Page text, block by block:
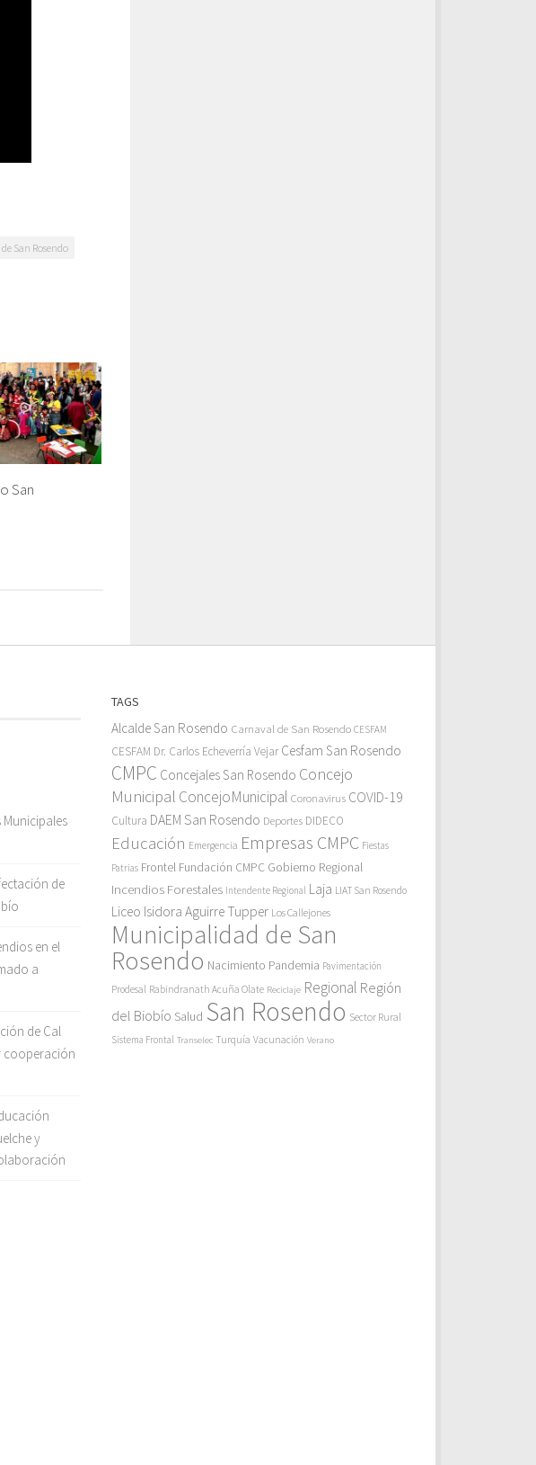
San Rosendo
San
de
en el
a
de Cal
cooperación
y
TAGS
Alcalde San Rosendo Carnaval de San Rosendo CESFAM
CESFAM Dr. Carlos Echeverría Vejar Cesfam San Rosendo
CMPC Concejales San Rosendo Concejo
Municipal ConcejoMunicipal Coronavirus COVID-19
Cultura DAEM San Rosendo Deportes DIDECO
Educación Emergencia Empresas CMPC Fiestas
Patrias Frontel Fundación CMPC Gobierno Regional
Incendios Forestales Intendente Regional Laja LIAT San Rosendo
Liceo Isidora Aguirre Tupper Los Callejones
Municipalidad de San
Rosendo Nacimiento Pandemia Pavimentación
Prodesal Rabindranath Acuña Olate Reciclaje Regional Región
del Biobío Salud San Rosendo Sector Rural
Sistema Frontal Transelec Turquía Vacunación Verano